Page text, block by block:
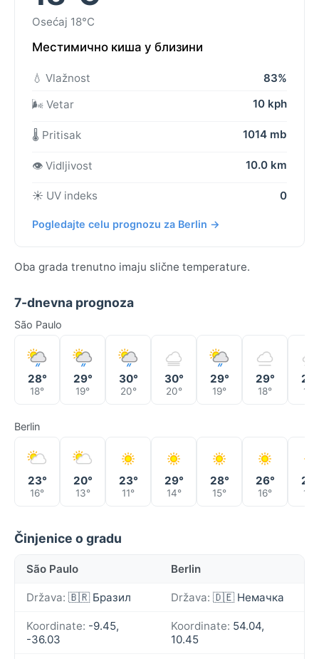
Osećaj 18°C
Местимично киша у близини
💧 Vlažnost
83%
🌬️ Vetar
10 kph
🌡️ Pritisak 1014 mb
👁️ Vidljivost 10.0 km
☀️ UV indeks 0
Pogledajte celu prognozu za Berlin →
Oba grada trenutno imaju slične temperature.
7-dnevna prognoza
São Paulo
28°
18°
29°
19°
30°
20°
30°
20°
29°
19°
29°
18° 19°
Berlin
23°
16°
20°
13°
23°
11°
29°
14°
28°
15°
26°
16°
27°
17°
Činjenice o gradu
São Paulo Berlin
Država: 🇧🇷 Бразил Država: 🇩🇪 Немачка
Koordinate: -9.45,
-36.03
Koordinate: 54.04,
10.45